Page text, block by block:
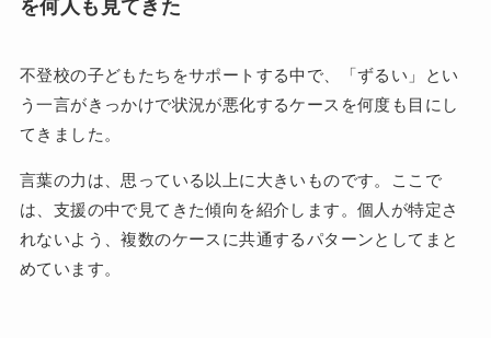
を何人も見てきた
不登校の子どもたちをサポートする中で、「ずるい」とい
う一言がきっかけで状況が悪化するケースを何度も目にし
てきました。
言葉の力は、思っている以上に大きいものです。ここで
は、支援の中で見てきた傾向を紹介します。個人が特定さ
れないよう、複数のケースに共通するパターンとしてまと
めています。